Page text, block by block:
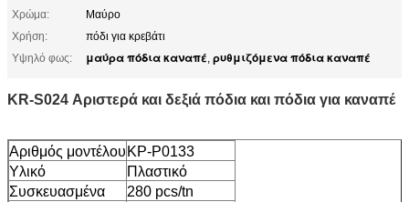
Χρώμα:
Μαύρο
Χρήση:
πόδι για κρεβάτι
Υψηλό φως:
μαύρα πόδια καναπέ, ρυθμιζόμενα πόδια καναπέ
KR-S024 Αριστερά και δεξιά πόδια και πόδια για καναπέ
Αριθμός μοντέλου ΚΡ-P0133
Υλικό
Πλαστικό
Συσκευασμένα
280 pcs/tn